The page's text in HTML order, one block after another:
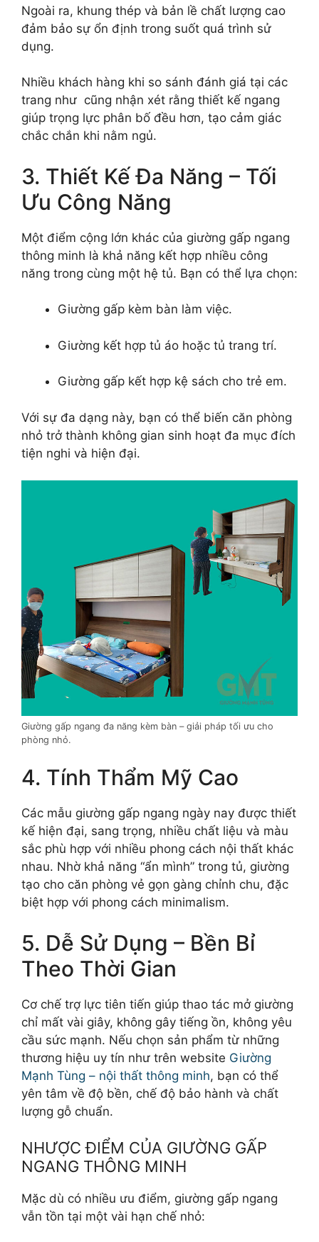
Ngoài ra, khung thép và bản lề chất lượng cao
đảm bảo sự ổn định trong suốt quá trình sử
dụng.
Nhiều khách hàng khi so sánh đánh giá tại các
trang như cũng nhận xét rằng thiết kế ngang
giúp trọng lực phân bố đều hơn, tạo cảm giác
chắc chắn khi nằm ngủ.
3. Thiết Kế Đa Năng – Tối
Ưu Công Năng
Một điểm cộng lớn khác của giường gấp ngang
thông minh là khả năng kết hợp nhiều công
năng trong cùng một hệ tủ. Bạn có thể lựa chọn:
Giường gấp kèm bàn làm việc.
Giường kết hợp tủ áo hoặc tủ trang trí.
Giường gấp kết hợp kệ sách cho trẻ em.
Với sự đa dạng này, bạn có thể biến căn phòng
nhỏ trở thành không gian sinh hoạt đa mục đích
tiện nghi và hiện đại.
Giường gấp ngang đa năng kèm bàn – giải pháp tối ưu cho
phòng nhỏ.
4. Tính Thẩm Mỹ Cao
Các mẫu giường gấp ngang ngày nay được thiết
kế hiện đại, sang trọng, nhiều chất liệu và màu
sắc phù hợp với nhiều phong cách nội thất khác
nhau. Nhờ khả năng “ẩn mình” trong tủ, giường
tạo cho căn phòng vẻ gọn gàng chỉnh chu, đặc
biệt hợp với phong cách minimalism.
5. Dễ Sử Dụng – Bền Bỉ
Theo Thời Gian
Cơ chế trợ lực tiên tiến giúp thao tác mở giường
chỉ mất vài giây, không gây tiếng ồn, không yêu
cầu sức mạnh. Nếu chọn sản phẩm từ những
thương hiệu uy tín như trên website Giường
Mạnh Tùng – nội thất thông minh, bạn có thể
yên tâm về độ bền, chế độ bảo hành và chất
lượng gỗ chuẩn.
NHƯỢC ĐIỂM CỦA GIƯỜNG GẤP
NGANG THÔNG MINH
Mặc dù có nhiều ưu điểm, giường gấp ngang
vẫn tồn tại một vài hạn chế nhỏ: